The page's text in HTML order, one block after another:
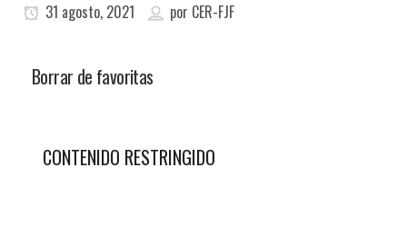
31 agosto, 2021 por CER-FJF
Borrar de favoritas
CONTENIDO RESTRINGIDO